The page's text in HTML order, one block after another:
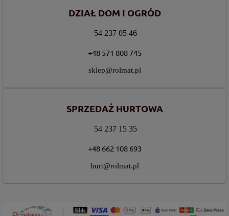
DZIAŁ DOM I OGRÓD
54 237 05 46
+48 571 808 745
sklep@rolmat.pl
SPRZEDAŻ HURTOWA
54 237 15 35
+48 662 108 693
hurt@rolmat.pl